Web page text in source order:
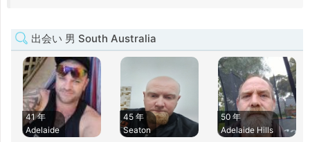
出会い 男 South Australia
41 年
Adelaide
45 年
Seaton
50 年
Adelaide Hills